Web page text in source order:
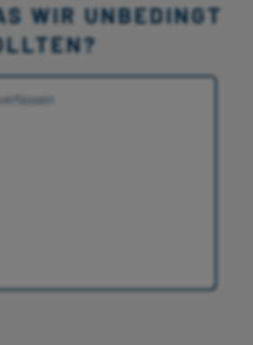
WIR UNBEDINGT